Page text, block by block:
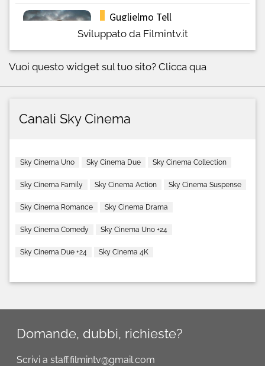
Sviluppato da Filmintv.it
Vuoi questo widget sul tuo sito? Clicca qua
Canali Sky Cinema
Sky Cinema Uno Sky Cinema Due Sky Cinema Collection
Sky Cinema Family Sky Cinema Action Sky Cinema Suspense
Sky Cinema Romance Sky Cinema Drama
Sky Cinema Comedy Sky Cinema Uno +24
Sky Cinema Due +24 Sky Cinema 4K
Domande, dubbi, richieste?
Scrivi a staff.filmintv@gmail.com